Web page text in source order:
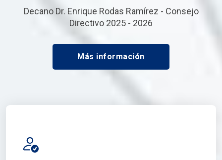
Decano Dr. Enrique Rodas Ramírez - Consejo
Directivo 2025 - 2026
Más información